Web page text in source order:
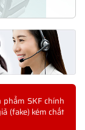
SKF chính
(fake) kém chất